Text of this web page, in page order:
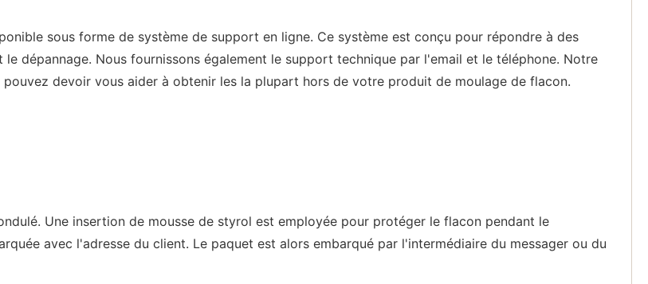
sous forme de système de support en ligne. Ce système est conçu pour répondre à des
dépannage. Nous fournissons également le support technique par l'email et le téléphone. Notre
devoir vous aider à obtenir les la plupart hors de votre produit de moulage de flacon.
Une insertion de mousse de styrol est employée pour protéger le flacon pendant le
avec l'adresse du client. Le paquet est alors embarqué par l'intermédiaire du messager ou du